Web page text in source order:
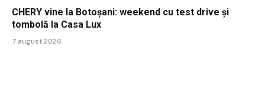
CHERY vine la Botoșani: weekend cu test drive și
tombolă la Casa Lux
7 august 2026